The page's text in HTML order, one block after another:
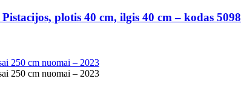
plotis 40 cm, ilgis 40 cm – kodas 5098